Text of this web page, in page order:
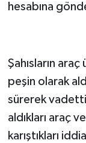
hesabına
Şahısların
peşin olarak
sürerek
aldıkları araç
karıştıkları